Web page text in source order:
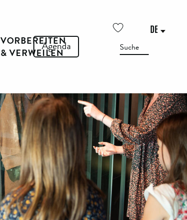
Agenda Voir les favoris
DE
VORBEREITEN
& VERWEILEN